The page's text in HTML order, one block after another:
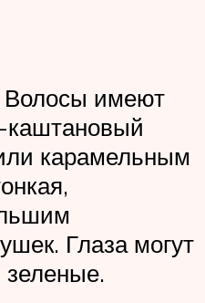
Волосы имеют
каштановый
карамельным
Глаза могут